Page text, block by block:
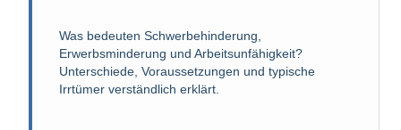
Was bedeuten Schwerbehinderung,
Erwerbsminderung und Arbeitsunfähigkeit?
Unterschiede, Voraussetzungen und typische
Irrtümer verständlich erklärt.